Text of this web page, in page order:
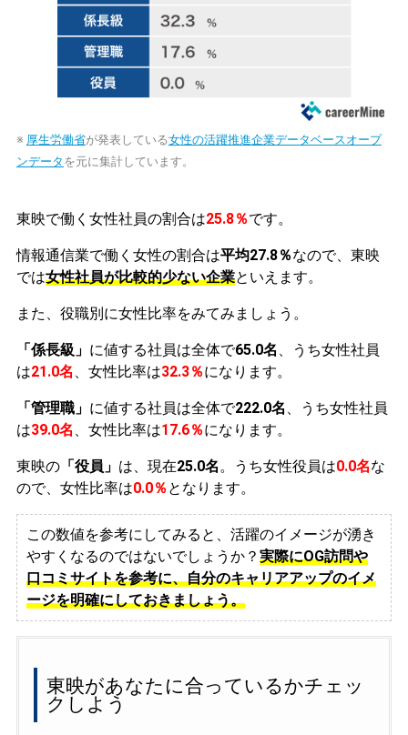
※ 厚生労働省が発表している女性の活躍推進企業データベースオープ
ンデータ を元に集計しています。
東映で働く女性社員の割合は25.8％です。
情報通信業で働く女性の割合は平均27.8％なので、東映
では女性社員が比較的少ない企業といえます。
また、役職別に女性比率をみてみましょう。
「係長級」 に値する社員は全体で65.0名 、うち女性社員
は21.0名 、女性比率は32.3％になります。
「管理職」 に値する社員は全体で222.0名 、うち女性社員
は39.0名 、女性比率は17.6％になります。
東映の「役員」 は、現在25.0名。うち女性役員は0.0名な
ので、女性比率は0.0％ となります。
この数値を参考にしてみると、活躍のイメージが湧き
やすくなるのではないでしょうか？ 実際にOG訪問や
口コミサイトを参考に、自分のキャリアアップのイメ
ージを明確にしておきましょう。
東映があなたに合っているかチェッ
クしよう